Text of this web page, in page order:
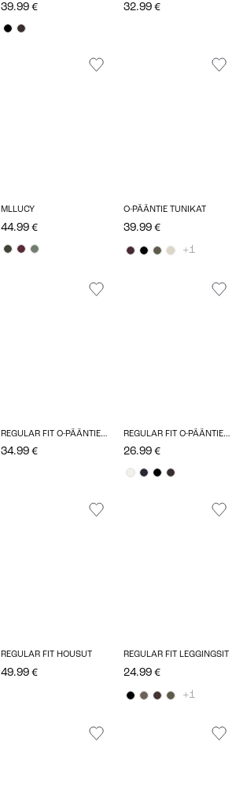
39.99 € 32.99 €
MLLUCY
44.99 €
O-PÄÄNTIE TUNIKAT
39.99 €
+1
REGULAR FIT O-PÄÄNTIE NEULEPUSEROT
34.99 €
REGULAR FIT O-PÄÄNTIE T-PAIDAT
26.99 €
REGULAR FIT HOUSUT
49.99 €
REGULAR FIT LEGGINGSIT
24.99 €
+1